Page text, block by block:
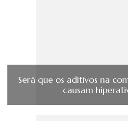
Será que os aditivos na
causam